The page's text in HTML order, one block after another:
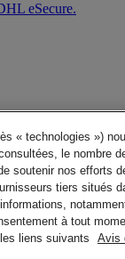
eSecure.
« technologies »)
le nombre
soutenir nos efforts
tiers situés
à tout
liens suivants
Avis